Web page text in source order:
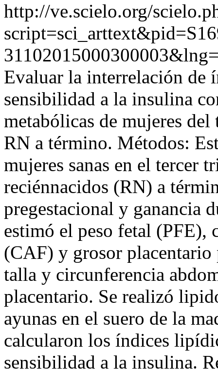
http://ve.scielo.org/
Evaluar la interrelación de
sensibilidad a la insulina
metabólicas de mujeres
RN a término. Métodos:
mujeres sanas en el tercer
reciénnacidos (RN) a
pregestacional y ganancia
estimó el peso fetal (PFE),
(CAF) y grosor placentario
talla y circunferencia
placentario. Se realizó
ayunas en el suero de la
calcularon los índices
sensibilidad a la insulina.